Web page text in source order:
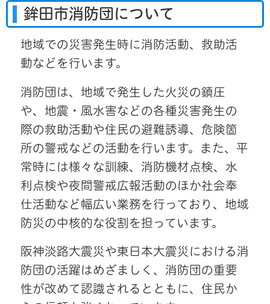
鉾田市消防団について
地域での災害発生時に消防活動、救助活
動などを行います。
消防団は、地域で発生した火災の鎮圧
や、地震・風水害などの各種災害発生の
際の救助活動や住民の避難誘導、危険箇
所の警戒などの活動を行います。また、平
常時には様々な訓練、消防機材点検、水
利点検や夜間警戒広報活動のほか社会奉
仕活動など幅広い業務を行っており、地域
防災の中核的な役割を担っています。
阪神淡路大震災や東日本大震災における消
防団の活躍はめざましく、消防団の重要
性が改めて認識されるとともに、住民か